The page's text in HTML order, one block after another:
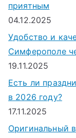
приятным
04.12.2025
Удобство и
Симферополе
19.11.2025
Есть ли
в 2026 году?
17.11.2025
Оригинальный